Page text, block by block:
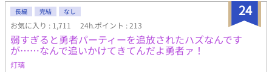
24
長編 完結 なし
お気に入り : 1,711 24h.ポイント : 213
弱すぎると勇者パーティーを追放されたハズなんです
が……なんで追いかけてきてんだよ勇者ァ！
灯璃